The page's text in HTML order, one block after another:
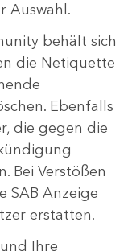
Auswahl.
behält sich
die Netiquette
Ebenfalls
die gegen die
Bei Verstößen
SAB Anzeige
erstatten.
Ihre